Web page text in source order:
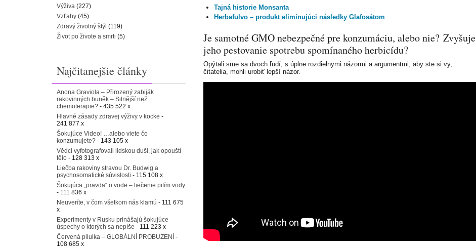
Tajná historie Monsanta
Herbafulvo – produkt eliminujúci následky Glafosátom
Je samotné GMO nebezpečné pre konzumáciu, alebo nie? Zvyšuje
jeho pestovanie spotrebu spomínaného herbicídu?
Opýtali sme sa dvoch ľudí, s úplne rozdielnymi názormi a argumentmi, aby ste si vy,
čitatelia, mohli urobiť lepší názor.
Výživa (227)
Vzťahy (45)
Zdravý životný štýl (119)
Život po živote a smrti (5)
Najčitanejšie články
Anona Graviola – Přirozený zabiják
rakovinných buněk – Silnější než
chemoterapie? - 435 522 x
Hlavné zásady zdravej výživy v kocke -
241 877 x
Šokujúce Video! …alebo viete čo
konzumujete? - 143 105 x
Vědci vyfotografovali lidskou duši, jak opouští
tělo - 128 313 x
Liečba rakoviny stravou Dr. Budwig a
psychosomatické súvislosti - 115 108 x
Šokujúca „pravda“ o vode – liečenie pitím vody
- 111 836 x
Neuveríte, v čom všetkom nás klamú - 111 675
x
Experimenty v Rusku prinášajú šokujúce
úspechy o ktorých sa nepíše - 111 223 x
Červená pilulka – GLOBÁLNÍ PROBUZENÍ -
108 685 x